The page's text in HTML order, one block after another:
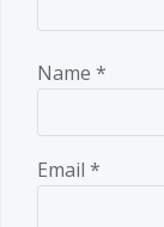
Name *
Email *